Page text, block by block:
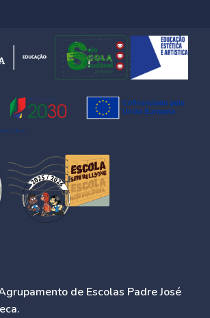
de Escolas Padre José